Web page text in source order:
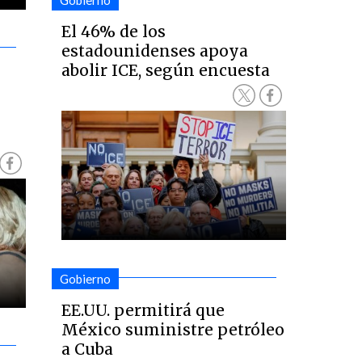
El 46% de los
estadounidenses apoya
abolir ICE, según encuesta
Gobierno
EE.UU. permitirá que
México suministre petróleo
a Cuba